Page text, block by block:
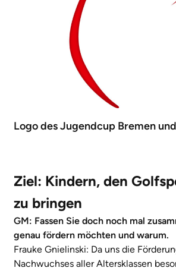
Logo des Jugendcup Bremen
Ziel: Kindern, den
zu bringen
GM: Fassen Sie doch noch mal
genau fördern möchten und warum.
Frauke Gnielinski: Da uns die
Nachwuchses aller Altersklassen